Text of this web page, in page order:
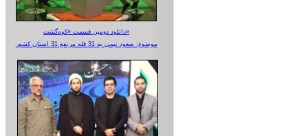
دانلود دومین قسمت «کوه‌گشت»
موضوع: صعود تیمی به 31 قله مرتفع 31 استان کشور